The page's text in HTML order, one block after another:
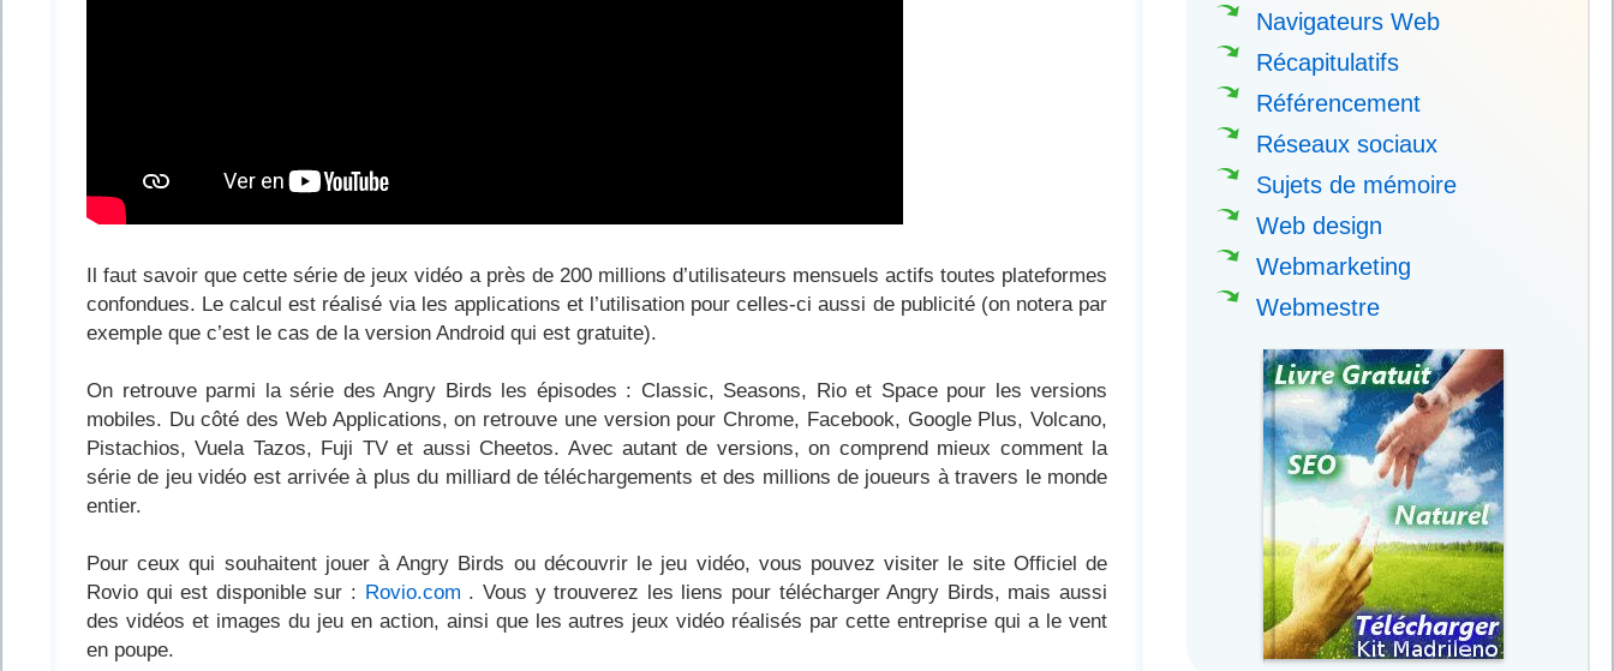
Il faut savoir que cette série de jeux vidéo a près de 200 millions d’utilisateurs mensuels actifs toutes plateformes
confondues. Le calcul est réalisé via les applications et l’utilisation pour celles-ci aussi de publicité (on notera par
exemple que c’est le cas de la version Android qui est gratuite).
On retrouve parmi la série des Angry Birds les épisodes : Classic, Seasons, Rio et Space pour les versions
mobiles. Du côté des Web Applications, on retrouve une version pour Chrome, Facebook, Google Plus, Volcano,
Pistachios, Vuela Tazos, Fuji TV et aussi Cheetos. Avec autant de versions, on comprend mieux comment la
série de jeu vidéo est arrivée à plus du milliard de téléchargements et des millions de joueurs à travers le monde
entier.
Pour ceux qui souhaitent jouer à Angry Birds ou découvrir le jeu vidéo, vous pouvez visiter le site Officiel de
Rovio qui est disponible sur : Rovio.com . Vous y trouverez les liens pour télécharger Angry Birds, mais aussi
des vidéos et images du jeu en action, ainsi que les autres jeux vidéo réalisés par cette entreprise qui a le vent
en poupe.
Navigateurs Web
Récapitulatifs
Référencement
Réseaux sociaux
Sujets de mémoire
Web design
Webmarketing
Webmestre